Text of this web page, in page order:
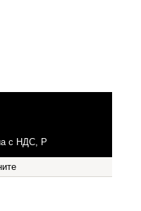
c НДС, Р